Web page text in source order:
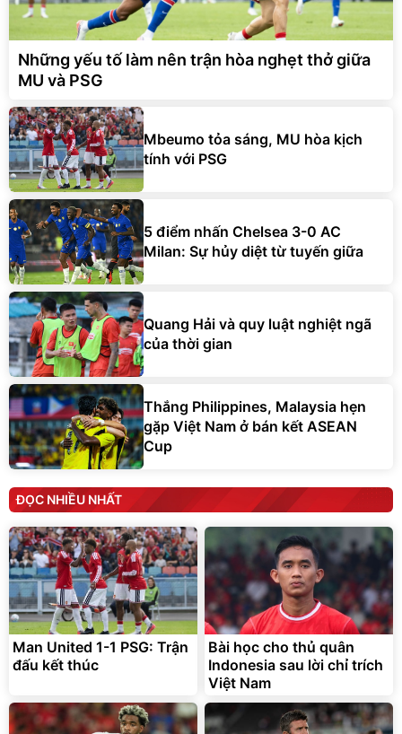
Những yếu tố làm nên trận hòa nghẹt thở giữa
MU và PSG
Mbeumo tỏa sáng, MU hòa kịch
tính với PSG
5 điểm nhấn Chelsea 3-0 AC
Milan: Sự hủy diệt từ tuyến giữa
Quang Hải và quy luật nghiệt ngã
của thời gian
Thắng Philippines, Malaysia hẹn
gặp Việt Nam ở bán kết ASEAN
Cup
ĐỌC NHIỀU NHẤT
Man United 1-1 PSG: Trận
đấu kết thúc
Bài học cho thủ quân
Indonesia sau lời chỉ trích
Việt Nam